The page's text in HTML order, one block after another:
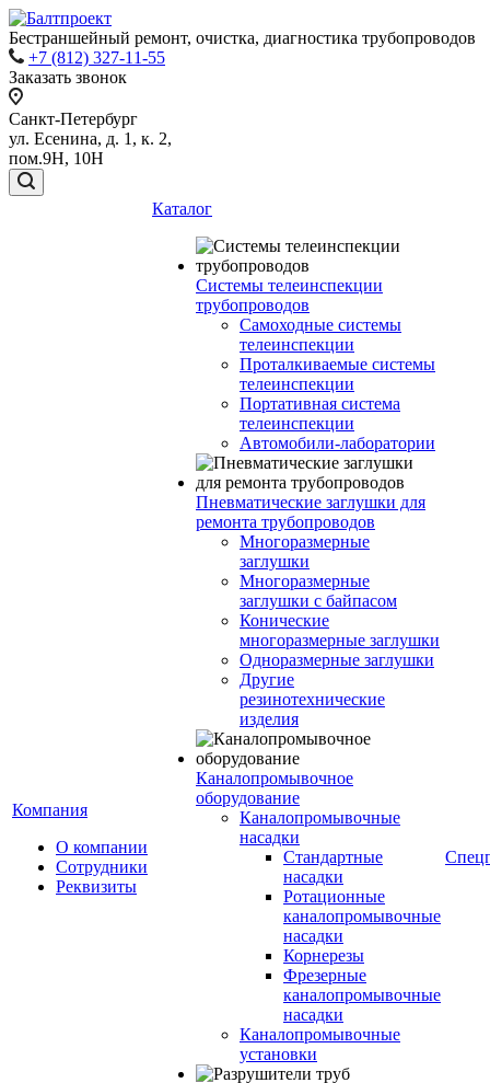
Бестраншейный ремонт, очистка, диагностика трубопроводов
+7 (812) 327-11-55
Заказать звонок
Санкт-Петербург
ул. Есенина, д. 1, к. 2,
пом.9Н, 10Н
Компания
О компании
Сотрудники
Реквизиты
Каталог
Системы телеинспекции
трубопроводов
Самоходные системы
телеинспекции
Проталкиваемые системы
телеинспекции
Портативная система
телеинспекции
Автомобили-лаборатории
Пневматические заглушки для
ремонта трубопроводов
Многоразмерные
заглушки
Многоразмерные
заглушки с байпасом
Конические
многоразмерные заглушки
Одноразмерные заглушки
Другие
резинотехнические
изделия
Каналопромывочное
оборудование
Каналопромывочные
насадки
Стандартные
насадки
Ротационные
каналопромывочные
насадки
Корнерезы
Фрезерные
каналопромывочные
насадки
Каналопромывочные
установки